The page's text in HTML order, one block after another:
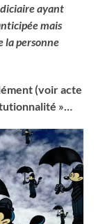
ayant
mais
la personne
(voir acte
»…